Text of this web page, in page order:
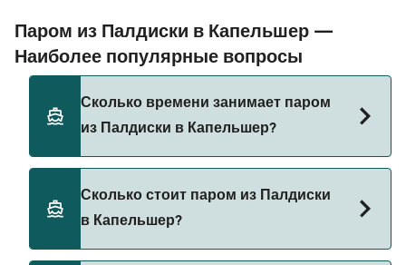
Паром из Палдиски в Капельшер —
Наиболее популярные вопросы
Сколько времени занимает паром
из Палдиски в Капельшер?
Капельшер составляет примерно 10 ч 30 мин.
Длительность рейса может меняться в
зависимости от сезона и оператора, поэтому
Сколько стоит паром из Палдиски
в Капельшер?